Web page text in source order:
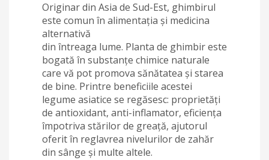
Originar din Asia de Sud-Est, ghimbirul
este comun în alimentația și medicina
alternativă
din întreaga lume. Planta de ghimbir este
bogată în substanțe chimice naturale
care vă pot promova sănătatea și starea
de bine. Printre beneficiile acestei
legume asiatice se regăsesc: proprietăți
de antioxidant, anti-inflamator, eficiența
împotriva stărilor de greață, ajutorul
oferit în reglavrea nivelurilor de zahăr
din sânge și multe altele.